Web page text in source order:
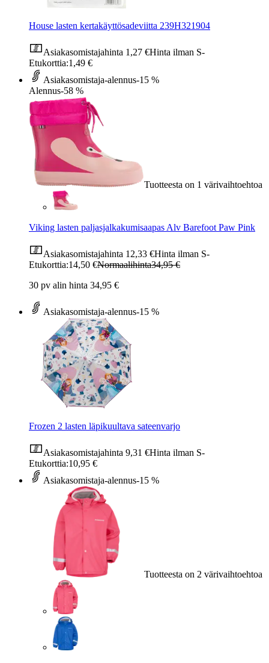
House lasten kertakäyttösadeviitta 239H321904
Asiakasomistajahinta 1,27 €Hinta ilman S-
Etukorttia:1,49 €
Asiakasomistaja-alennus-15 %
Alennus-58 %
Tuotteesta on 1 värivaihtoehtoa
Viking lasten paljasjalkakumisaapas Alv Barefoot Paw Pink
Asiakasomistajahinta 12,33 €Hinta ilman S-
Etukorttia:14,50 €Normaalihinta34,95 €
30 pv alin hinta 34,95 €
Asiakasomistaja-alennus-15 %
Frozen 2 lasten läpikuultava sateenvarjo
Asiakasomistajahinta 9,31 €Hinta ilman S-
Etukorttia:10,95 €
Asiakasomistaja-alennus-15 %
Tuotteesta on 2 värivaihtoehtoa